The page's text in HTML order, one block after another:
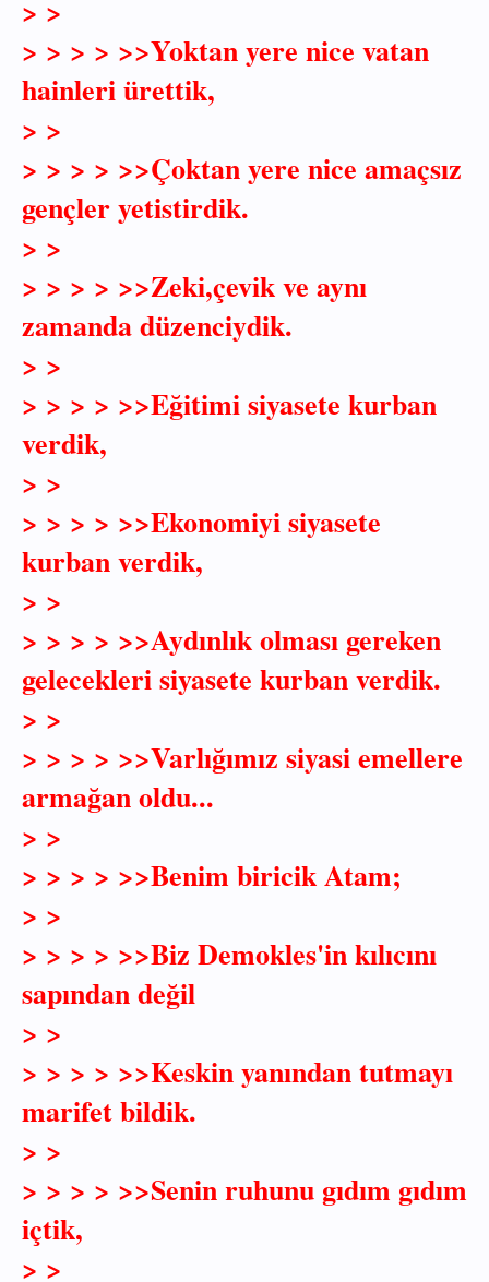
> >
> > > > >>Yoktan yere nice vatan
hainleri ürettik,
> >
> > > > >>Çoktan yere nice amaçsız
gençler yetistirdik.
> >
> > > > >>Zeki,çevik ve aynı
zamanda düzenciydik.
> >
> > > > >>Eğitimi siyasete kurban
verdik,
> >
> > > > >>Ekonomiyi siyasete
kurban verdik,
> >
> > > > >>Aydınlık olması gereken
gelecekleri siyasete kurban verdik.
> >
> > > > >>Varlığımız siyasi emellere
armağan oldu...
> >
> > > > >>Benim biricik Atam;
> >
> > > > >>Biz Demokles'in kılıcını
sapından değil
> >
> > > > >>Keskin yanından tutmayı
marifet bildik.
> >
> > > > >>Senin ruhunu gıdım gıdım
içtik,
> >